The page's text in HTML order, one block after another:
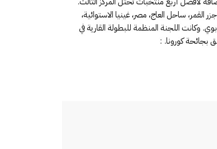
القمر، ساحل العاج، مصر، غينيا الاستوائية،
وكانت اللجنة المنظمة للبطولة القارية في